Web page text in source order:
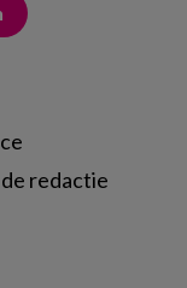
redactie